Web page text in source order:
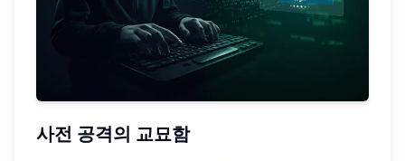
사전 공격의 교묘함